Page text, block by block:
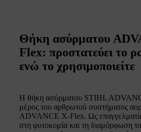
Θήκη ασύρματου
Flex: προστατεύει το
ενώ το χρησιμοποιείτε
Η θήκη ασύρματου STIHL
μέρος του αρθρωτού συστήματος
ADVANCE X-Flex. Ως
στη φυτοκομία και τη διαμόρφωση